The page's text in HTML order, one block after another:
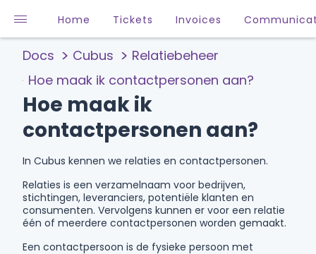
Home Tickets Invoices
Docs Cubus
Relatiebeheer
Hoe maak ik contactpersonen aan?
Hoe maak ik
contactpersonen aan?
In Cubus kennen we relaties en contactpersonen.
Relaties is een verzamelnaam voor bedrijven,
stichtingen, leveranciers, potentiële klanten en
consumenten. Vervolgens kunnen er voor een relatie
één of meerdere contactpersonen worden gemaakt.
Een contactpersoon is de fysieke persoon met